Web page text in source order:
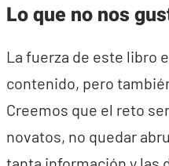
Lo que no nos
La fuerza de este libro
contenido, pero
Creemos que el reto
novatos, no quedar